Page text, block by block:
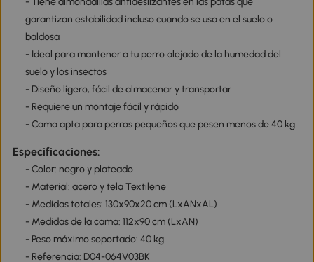
garantizan estabilidad incluso cuando se usa en el suelo o
baldosa
- Ideal para mantener a tu perro alejado de la humedad del
suelo y los insectos
- Diseño ligero, fácil de almacenar y transportar
- Requiere un montaje fácil y rápido
- Cama apta para perros pequeños que pesen menos de 40 kg
Especificaciones:
- Color: negro y plateado
- Material: acero y tela Textilene
- Medidas totales: 130x90x20 cm (LxANxAL)
- Medidas de la cama: 112x90 cm (LxAN)
- Peso máximo soportado: 40 kg
- Referencia: D04-064V03BK